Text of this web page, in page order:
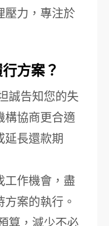
壓力，專注於
方案？
誠告知您的失
構協商更合適
延長還款期
工作機會，盡
案的執行。
算，減少不必